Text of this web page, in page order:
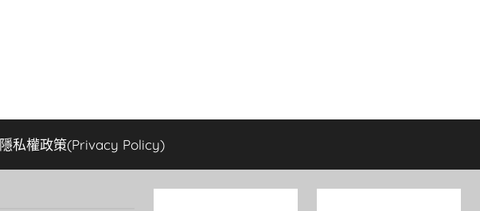
隱私權政策(Privacy Policy)